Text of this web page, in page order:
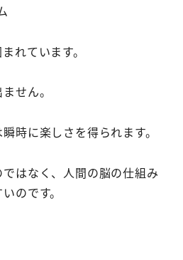
れています。
せん。
時に楽しさを得られます。
はなく、人間の脳の仕組み
のです。